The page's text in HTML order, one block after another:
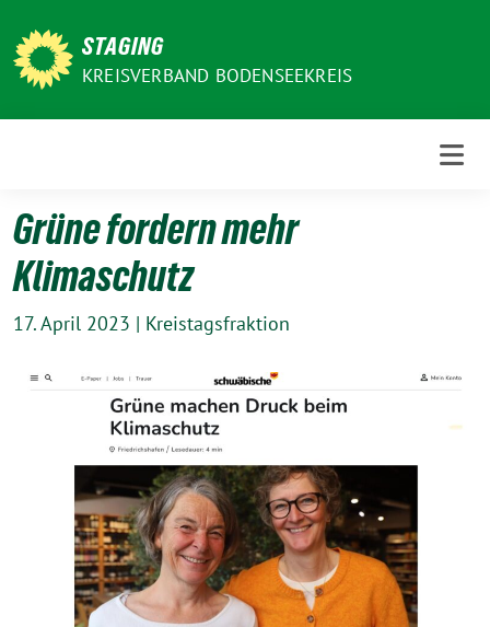
zum
Inhalt
STAGING
KREISVERBAND BODENSEEKREIS
Grüne fordern mehr
Klimaschutz
17. April 2023 | Kreistagsfraktion